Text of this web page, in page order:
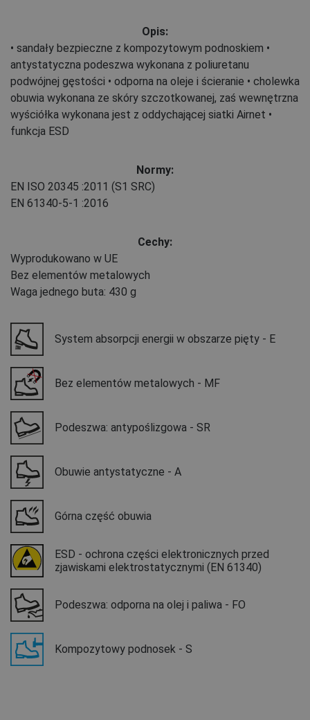
Opis:
• sandały bezpieczne z kompozytowym podnoskiem •
antystatyczna podeszwa wykonana z poliuretanu
podwójnej gęstości • odporna na oleje i ścieranie • cholewka
obuwia wykonana ze skóry szczotkowanej, zaś wewnętrzna
wyściółka wykonana jest z oddychającej siatki Airnet •
funkcja ESD
Normy:
EN ISO 20345 :2011 (S1 SRC)
EN 61340-5-1 :2016
Cechy:
Wyprodukowano w UE
Bez elementów metalowych
Waga jednego buta: 430 g
System absorpcji energii w obszarze pięty - E
Bez elementów metalowych - MF
Podeszwa: antypoślizgowa - SR
Obuwie antystatyczne - A
Górna część obuwia
ESD - ochrona części elektronicznych przed
zjawiskami elektrostatycznymi (EN 61340)
Podeszwa: odporna na olej i paliwa - FO
Kompozytowy podnosek - S